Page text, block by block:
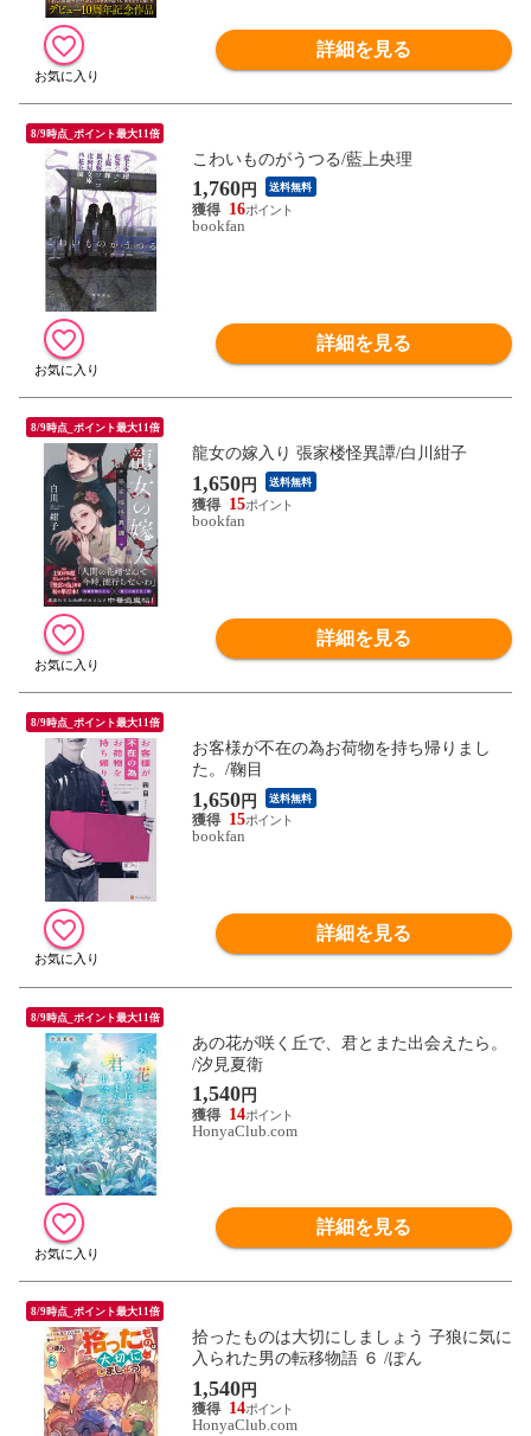
詳細を見る
8/9時点_ポイント最大11倍
こわいものがうつる/藍上央理
1,760円 送料無料
16
bookfan
詳細を見る
8/9時点_ポイント最大11倍
龍女の嫁入り 張家楼怪異譚/白川紺子
1,650円 送料無料
15
bookfan
詳細を見る
8/9時点_ポイント最大11倍
お客様が不在の為お荷物を持ち帰りまし
た。/鞠目
1,650円 送料無料
15
bookfan
詳細を見る
8/9時点_ポイント最大11倍
あの花が咲く丘で、君とまた出会えたら。
/汐見夏衛
1,540円
14
HonyaClub.com
詳細を見る
8/9時点_ポイント最大11倍
拾ったものは大切にしましょう 子狼に気に
入られた男の転移物語 ６ /ぽん
1,540円
14
HonyaClub.com